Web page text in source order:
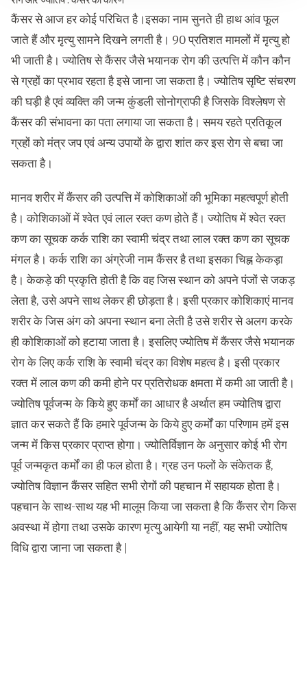
कैंसर से आज हर कोई परिचित है।इसका नाम सुनते ही हाथ आंव फूल
जाते हैं और मृत्यु सामने दिखने लगती है। 90 प्रतिशत मामलों में मृत्यु हो
भी जाती है। ज्योतिष से कैंसर जैसे भयानक रोग की उत्पत्ति में कौन कौन
से ग्रहों का प्रभाव रहता है इसे जाना जा सकता है। ज्योतिष सृष्टि संचरण
की घड़ी है एवं व्यक्ति की जन्म कुंडली सोनोग्राफी है जिसके विश्लेषण से
कैंसर की संभावना का पता लगाया जा सकता है। समय रहते प्रतिकूल
ग्रहों को मंत्र जप एवं अन्य उपायों के द्वारा शांत कर इस रोग से बचा जा
सकता है।
मानव शरीर में कैंसर की उत्पत्ति में कोशिकाओं की भूमिका महत्वपूर्ण होती
है। कोशिकाओं में श्वेत एवं लाल रक्त कण होते हैं। ज्योतिष में श्वेत रक्त
कण का सूचक कर्क राशि का स्वामी चंद्र तथा लाल रक्त कण का सूचक
मंगल है। कर्क राशि का अंग्रेजी नाम कैंसर है तथा इसका चिह्न केकड़ा
है। केकड़े की प्रकृति होती है कि वह जिस स्थान को अपने पंजों से जकड़
लेता है, उसे अपने साथ लेकर ही छोड़ता है। इसी प्रकार कोशिकाएं मानव
शरीर के जिस अंग को अपना स्थान बना लेती है उसे शरीर से अलग करके
ही कोशिकाओं को हटाया जाता है। इसलिए ज्योतिष में कैंसर जैसे भयानक
रोग के लिए कर्क राशि के स्वामी चंद्र का विशेष महत्व है। इसी प्रकार
रक्त में लाल कण की कमी होने पर प्रतिरोधक क्षमता में कमी आ जाती है।
ज्योतिष पूर्वजन्म के किये हुए कर्मों का आधार है अर्थात हम ज्योतिष द्वारा
ज्ञात कर सकते हैं कि हमारे पूर्वजन्म के किये हुए कर्मों का परिणाम हमें इस
जन्म में किस प्रकार प्राप्त होगा। ज्योतिर्विज्ञान के अनुसार कोई भी रोग
पूर्व जन्मकृत कर्मों का ही फल होता है। ग्रह उन फलों के संकेतक हैं,
ज्योतिष विज्ञान कैंसर सहित सभी रोगों की पहचान में सहायक होता है।
पहचान के साथ-साथ यह भी मालूम किया जा सकता है कि कैंसर रोग किस
अवस्था में होगा तथा उसके कारण मृत्यु आयेगी या नहीं, यह सभी ज्योतिष
विधि द्वारा जाना जा सकता है |